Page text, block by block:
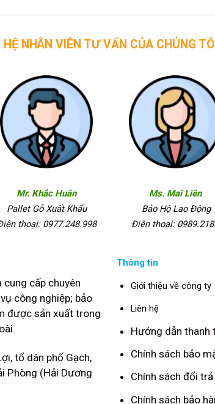
TƯ VẤN CỦA CHÚNG TÔI ĐỂ
Mr. Khắc Huân
Pallet Gỗ Xuất Khẩu
thoại: 0977.248.998
Ms. Mai Liên
Bảo Hộ Lao
Điện thoại:
cung cấp chuyên
công nghiệp; bảo
được sản xuất trong
tổ dân phố Gạch,
Phòng (Hải Dương
Thông tin
Giới thiệu về công ty
Liên hệ
Hướng dẫn thanh
Chính sách bảo
Chính sách đổi trả
Chính sách bảo